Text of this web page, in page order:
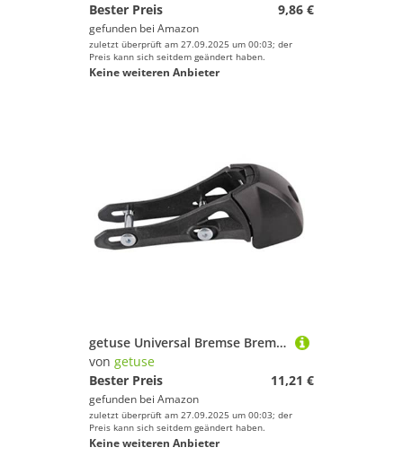
Bester Preis
9,86 €
gefunden bei Amazon
zuletzt überprüft am 27.09.2025 um 00:03; der
Preis kann sich seitdem geändert haben.
Keine weiteren Anbieter
getuse Universal Bremse Bremsklotz für Inline Skates und Rollschuhe, Gummi Bremsstopper mit Montageschrauben, Schwarz
von getuse
Bester Preis
11,21 €
gefunden bei Amazon
zuletzt überprüft am 27.09.2025 um 00:03; der
Preis kann sich seitdem geändert haben.
Keine weiteren Anbieter